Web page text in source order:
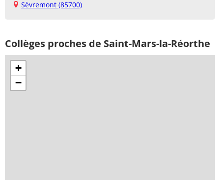
Sèvremont (85700)
Collèges proches de Saint-Mars-la-Réorthe
+
−